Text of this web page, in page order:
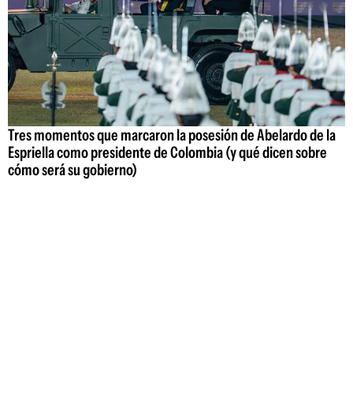
Tres momentos que marcaron la posesión de Abelardo de la
Espriella como presidente de Colombia (y qué dicen sobre
cómo será su gobierno)